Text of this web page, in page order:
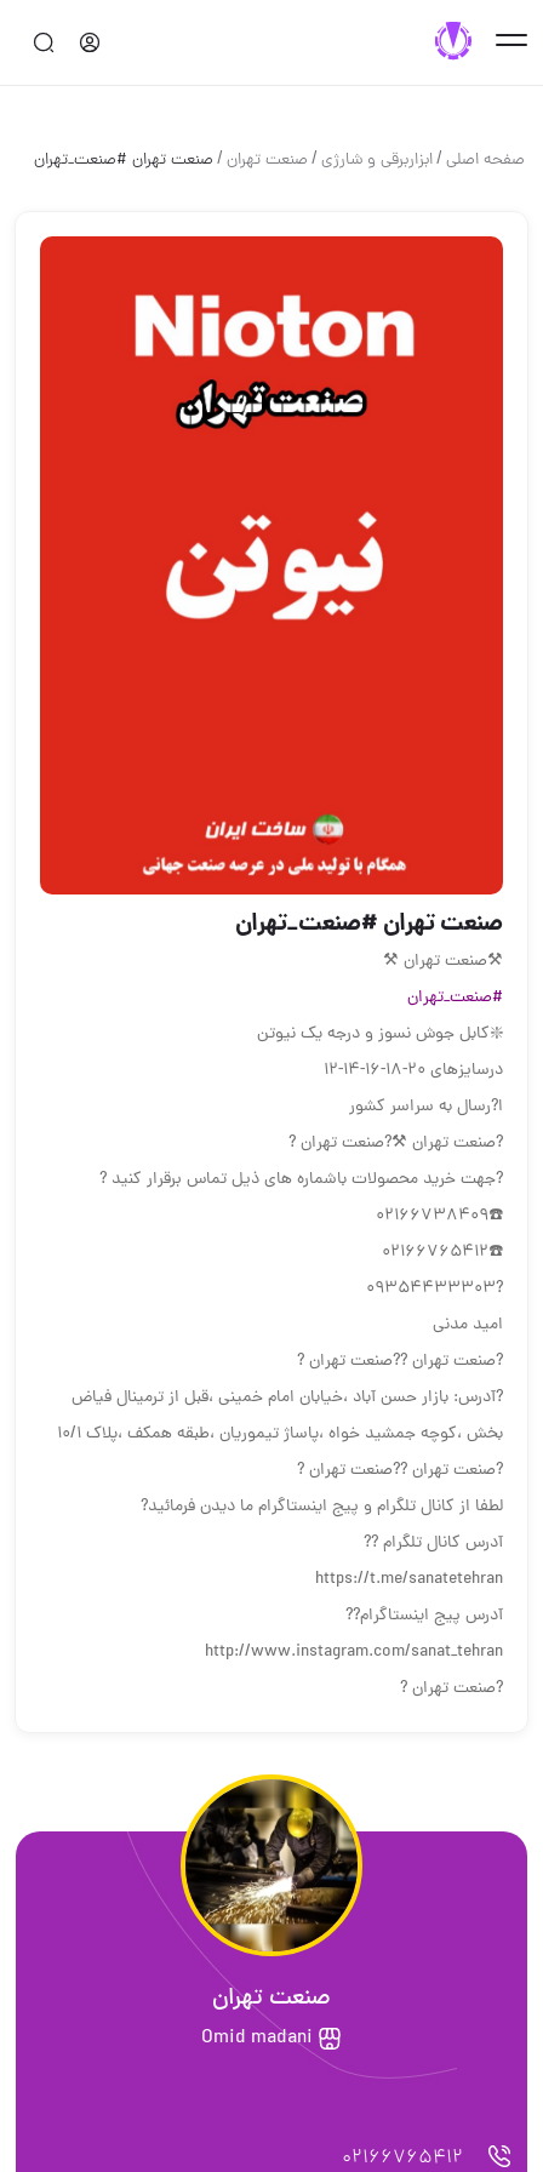
صفحه اصلی/ابزاربرقی و شارژی/صنعت تهران/صنعت تهران #صنعت_تهران
صنعت تهران #صنعت_تهران
⚒صنعت تهران ⚒
#صنعت_تهران
❇️کابل جوش نسوز و درجه یک نیوتن
درسایزهای ۲۰-۱۸-۱۶-۱۴-۱۲
ا?رسال به سراسر کشور
?صنعت تهران ⚒?صنعت تهران ?
?جهت خرید محصولات باشماره های ذیل تماس برقرار کنید ?
☎️02166738409
☎️02166765412
?09354433303
امید مدنی
?صنعت تهران ??صنعت تهران ?
?آدرس: بازار حسن آباد ،خیابان امام خمینی ،قبل از ترمینال فیاض
بخش ،کوچه جمشید خواه ،پاساژ تیموریان ،طبقه همکف ،پلاک ۱۰/۱
?صنعت تهران ??صنعت تهران ?
لطفا از کانال تلگرام و پیج اینستاگرام ما دیدن فرمائید?
آدرس کانال تلگرام ??
https://t.me/sanatetehran
آدرس پیج اینستاگرام??
http://www.instagram.com/sanat_tehran
?صنعت تهران ?
صنعت تهران
Omid madani
02166765412